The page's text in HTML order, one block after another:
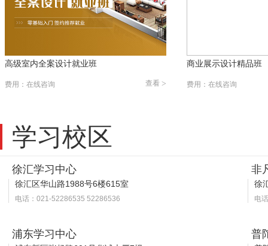
高级室内全案设计就业班
查看 >
费用：在线咨询
商业展示设计精品班
费用：在线咨询
学习校区
徐汇学习中心
徐汇区华山路1988号6楼615室
电话：021-52286535 52286536
非
徐
电
浦东学习中心 普